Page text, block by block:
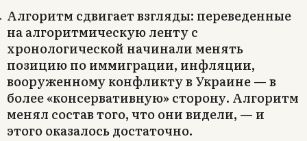
Алгоритм сдвигает взгляды: переведенные
на алгоритмическую ленту с
хронологической начинали менять
позицию по иммиграции, инфляции,
вооруженному конфликту в Украине — в
более «консервативную» сторону. Алгоритм
менял состав того, что они видели, — и
этого оказалось достаточно.